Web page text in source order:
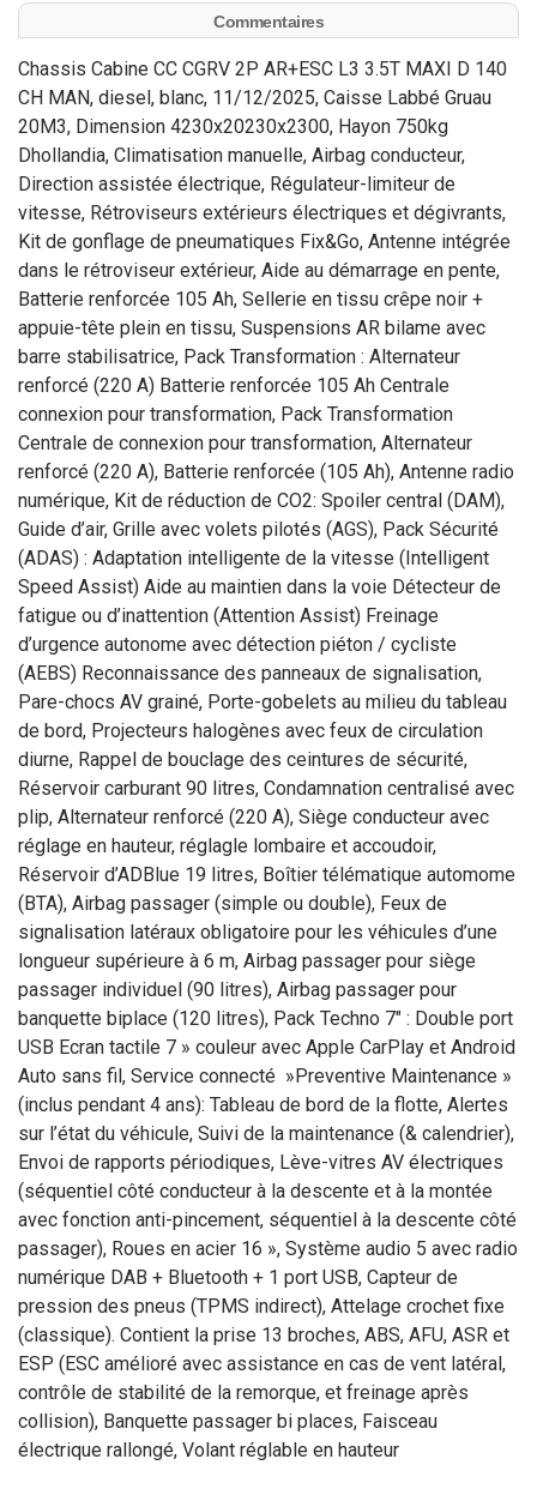
Commentaires
Chassis Cabine CC CGRV 2P AR+ESC L3 3.5T MAXI D 140
CH MAN, diesel, blanc, 11/12/2025, Caisse Labbé Gruau
20M3, Dimension 4230x20230x2300, Hayon 750kg
Dhollandia, Climatisation manuelle, Airbag conducteur,
Direction assistée électrique, Régulateur-limiteur de
vitesse, Rétroviseurs extérieurs électriques et dégivrants,
Kit de gonflage de pneumatiques Fix&Go, Antenne intégrée
dans le rétroviseur extérieur, Aide au démarrage en pente,
Batterie renforcée 105 Ah, Sellerie en tissu crêpe noir +
appuie-tête plein en tissu, Suspensions AR bilame avec
barre stabilisatrice, Pack Transformation : Alternateur
renforcé (220 A) Batterie renforcée 105 Ah Centrale
connexion pour transformation, Pack Transformation
Centrale de connexion pour transformation, Alternateur
renforcé (220 A), Batterie renforcée (105 Ah), Antenne radio
numérique, Kit de réduction de CO2: Spoiler central (DAM),
Guide d’air, Grille avec volets pilotés (AGS), Pack Sécurité
(ADAS) : Adaptation intelligente de la vitesse (Intelligent
Speed Assist) Aide au maintien dans la voie Détecteur de
fatigue ou d’inattention (Attention Assist) Freinage
d’urgence autonome avec détection piéton / cycliste
(AEBS) Reconnaissance des panneaux de signalisation,
Pare-chocs AV grainé, Porte-gobelets au milieu du tableau
de bord, Projecteurs halogènes avec feux de circulation
diurne, Rappel de bouclage des ceintures de sécurité,
Réservoir carburant 90 litres, Condamnation centralisé avec
plip, Alternateur renforcé (220 A), Siège conducteur avec
réglage en hauteur, réglagle lombaire et accoudoir,
Réservoir d’ADBlue 19 litres, Boîtier télématique automome
(BTA), Airbag passager (simple ou double), Feux de
signalisation latéraux obligatoire pour les véhicules d’une
longueur supérieure à 6 m, Airbag passager pour siège
passager individuel (90 litres), Airbag passager pour
banquette biplace (120 litres), Pack Techno 7" : Double port
USB Ecran tactile 7 » couleur avec Apple CarPlay et Android
Auto sans fil, Service connecté »Preventive Maintenance »
(inclus pendant 4 ans): Tableau de bord de la flotte, Alertes
sur l’état du véhicule, Suivi de la maintenance (& calendrier),
Envoi de rapports périodiques, Lève-vitres AV électriques
(séquentiel côté conducteur à la descente et à la montée
avec fonction anti-pincement, séquentiel à la descente côté
passager), Roues en acier 16 », Système audio 5 avec radio
numérique DAB + Bluetooth + 1 port USB, Capteur de
pression des pneus (TPMS indirect), Attelage crochet fixe
(classique). Contient la prise 13 broches, ABS, AFU, ASR et
ESP (ESC amélioré avec assistance en cas de vent latéral,
contrôle de stabilité de la remorque, et freinage après
collision), Banquette passager bi places, Faisceau
électrique rallongé, Volant réglable en hauteur